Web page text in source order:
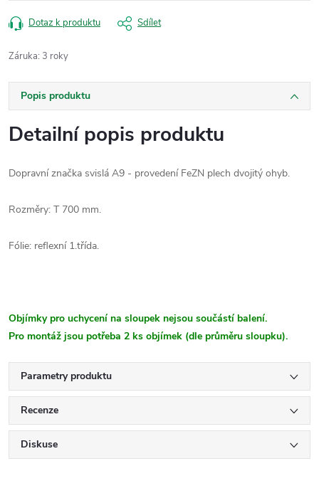
Dotaz k produktu Sdílet
Záruka: 3 roky
Popis produktu
Detailní popis produktu
Dopravní značka svislá A9 - provedení FeZN plech dvojitý ohyb.
Rozměry: T 700 mm.
Fólie: reflexní 1.třída.
Objímky pro uchycení na sloupek nejsou součástí balení.
Pro montáž jsou potřeba 2 ks objímek (dle průměru sloupku).
Parametry produktu
Recenze
Diskuse